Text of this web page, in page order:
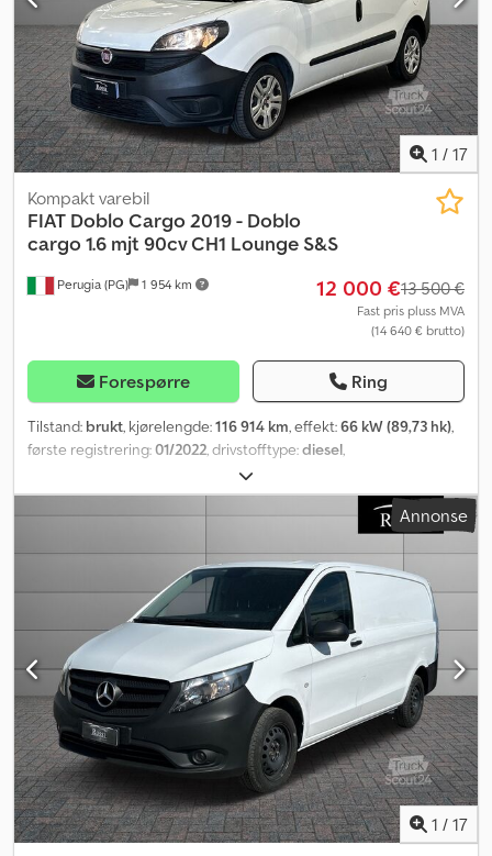
1 / 17
Perugia (PG) 1 954 km
Kompakt varebil
FIAT Doblo Cargo 2019 - Doblo
cargo 1.6 mjt 90cv CH1 Lounge S&S
12 000 €13 500 €
Fast pris pluss MVA
(14 640 € brutto)
Forespørre Ring
Tilstand: brukt, kjørelengde:116 914 km, effekt:66 kW (89,73 hk),
første registrering:01/2022, drivstofftype:diesel,
hvit
utslippsklasse:Euro 6, fjæring:stål, antall seter:3, Utstyr:
aircondition, servostyring, Annonse
1 / 17